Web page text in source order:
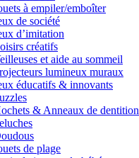
à empiler/emboîter
de société
d’imitation
créatifs
et aide au sommeil
lumineux muraux
éducatifs & innovants
& Anneaux de dentition
de plage